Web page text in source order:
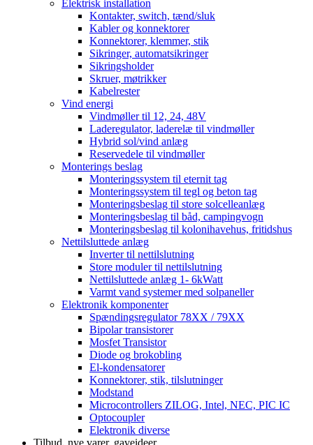
Elektrisk installation
Kontakter, switch, tænd/sluk
Kabler og konnektorer
Konnektorer, klemmer, stik
Sikringer, automatsikringer
Sikringsholder
Skruer, møtrikker
Kabelrester
Vind energi
Vindmøller til 12, 24, 48V
Laderegulator, laderelæ til vindmøller
Hybrid sol/vind anlæg
Reservedele til vindmøller
Monterings beslag
Monteringssystem til eternit tag
Monteringssystem til tegl og beton tag
Monteringsbeslag til store solcelleanlæg
Monteringsbeslag til båd, campingvogn
Monteringsbeslag til kolonihavehus, fritidshus
Nettilsluttede anlæg
Inverter til nettilslutning
Store moduler til nettilslutning
Nettilsluttede anlæg 1- 6kWatt
Varmt vand systemer med solpaneller
Elektronik komponenter
Spændingsregulator 78XX / 79XX
Bipolar transistorer
Mosfet Transistor
Diode og brokobling
El-kondensatorer
Konnektorer, stik, tilslutninger
Modstand
Microcontrollers ZILOG, Intel, NEC, PIC IC
Optocoupler
Elektronik diverse